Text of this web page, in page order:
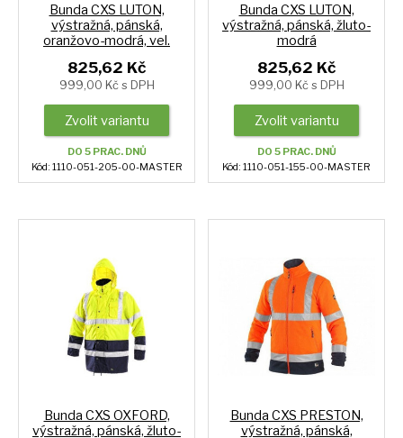
Bunda CXS LUTON,
výstražná, pánská,
oranžovo-modrá, vel.
825,62 Kč
999,00 Kč s DPH
Zvolit variantu
DO 5 PRAC. DNŮ
Kód: 1110-051-205-00-MASTER
Bunda CXS LUTON,
výstražná, pánská, žluto-
modrá
825,62 Kč
999,00 Kč s DPH
Zvolit variantu
DO 5 PRAC. DNŮ
Kód: 1110-051-155-00-MASTER
Bunda CXS OXFORD,
výstražná, pánská, žluto-
Bunda CXS PRESTON,
výstražná, pánská,